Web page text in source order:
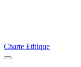
Charte Ethique